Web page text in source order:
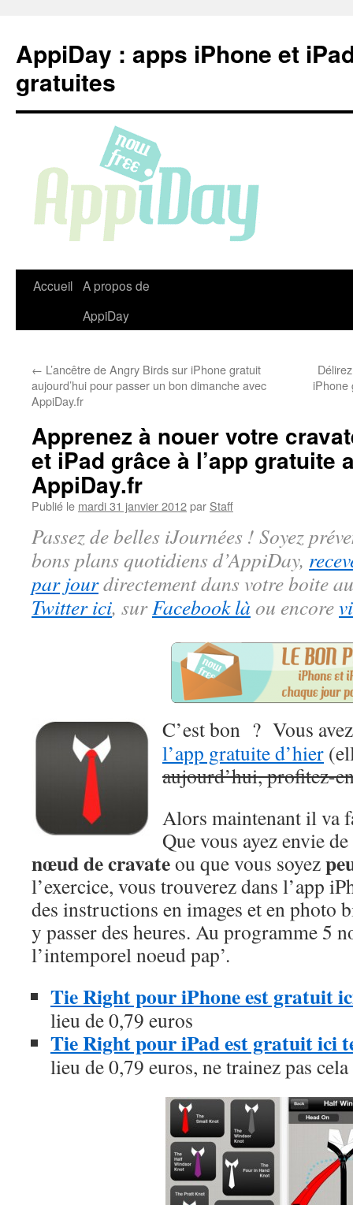
contenu
AppiDay : apps iPhone et
gratuites
Accueil A propos de
AppiDay
← L’ancêtre de Angry Birds sur iPhone gratuit
aujourd’hui pour passer un bon dimanche avec
AppiDay.fr
iPhone
Apprenez à nouer votre
et iPad grâce à l’app gratuite
AppiDay.fr
Publié le mardi 31 janvier 2012par Staff
Passez de belles iJournées ! Soyez
bons plans quotidiens d’AppiDay,
par jourdirectement dans votre boite
Twitter ici, surFacebook là ou encore
C’est bon ? Vous
l’app gratuite d’hier
aujourd’hui, profitez-
Alors maintenant il va
Que vous ayez envie de
nœud de cravateou que vous soyez
l’exercice, vous trouverez dans l’app
des instructions en images et en photo
y passer des heures. Au programme 5
l’intemporel noeud pap’.
Tie Right pour iPhone est gratuit
lieu de 0,79 euros
Tie Right pour iPad est gratuit ici
lieu de 0,79 euros, ne trainez pas